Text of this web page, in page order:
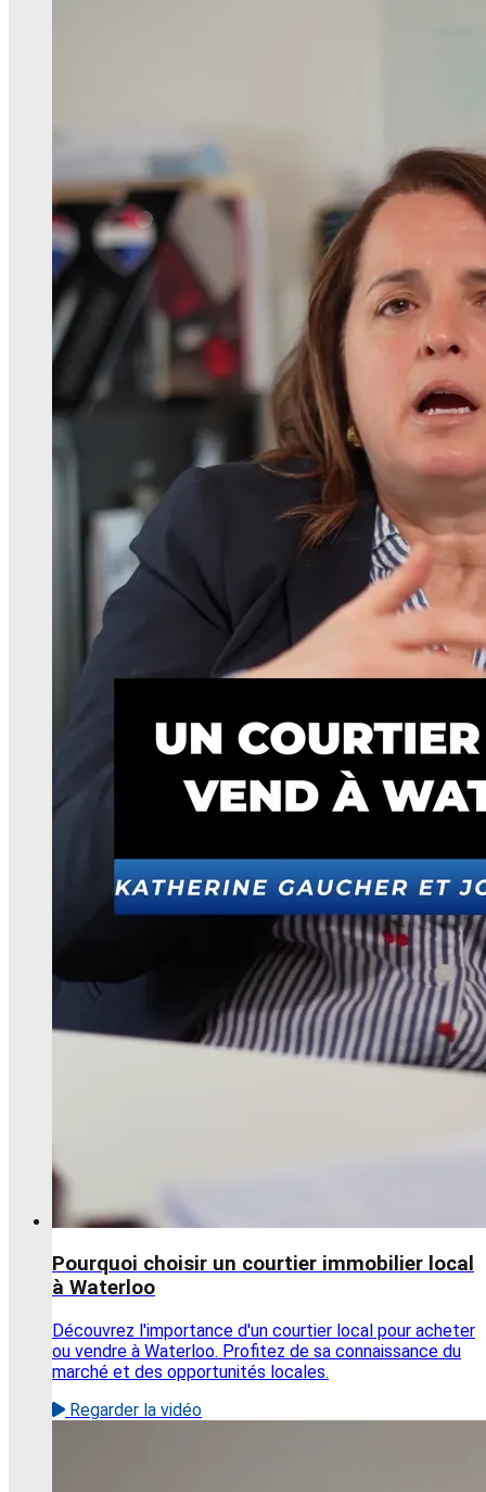
Pourquoi choisir un courtier immobilier local
à Waterloo
Découvrez l'importance d'un courtier local pour acheter
ou vendre à Waterloo. Profitez de sa connaissance du
marché et des opportunités locales.
Regarder la vidéo